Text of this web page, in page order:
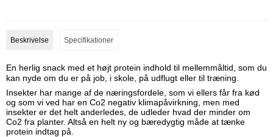
Beskrivelse Specifikationer
En herlig snack med et højt protein indhold til mellemmåltid, som du
kan nyde om du er på job, i skole, på udflugt eller til træning.
Insekter har mange af de næringsfordele, som vi ellers får fra kød
og som vi ved har en Co2 negativ klimapåvirkning, men med
insekter er det helt anderledes, de udleder hvad der minder om
Co2 fra planter. Altså en helt ny og bæredygtig måde at tænke
protein indtag på.